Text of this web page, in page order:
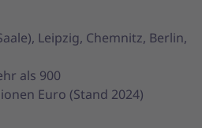
Leipzig, Chemnitz, Berlin,
als 900
Euro (Stand 2024)